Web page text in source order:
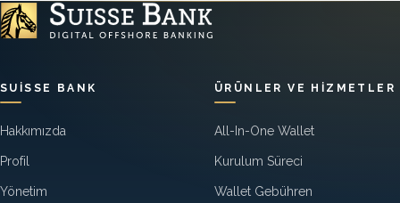
SUISSE BANK
Hakkımızda
Profil
Yönetim
ÜRÜNLER VE HIZMETLER
All-In-One Wallet
Kurulum Süreci
Wallet Gebühren